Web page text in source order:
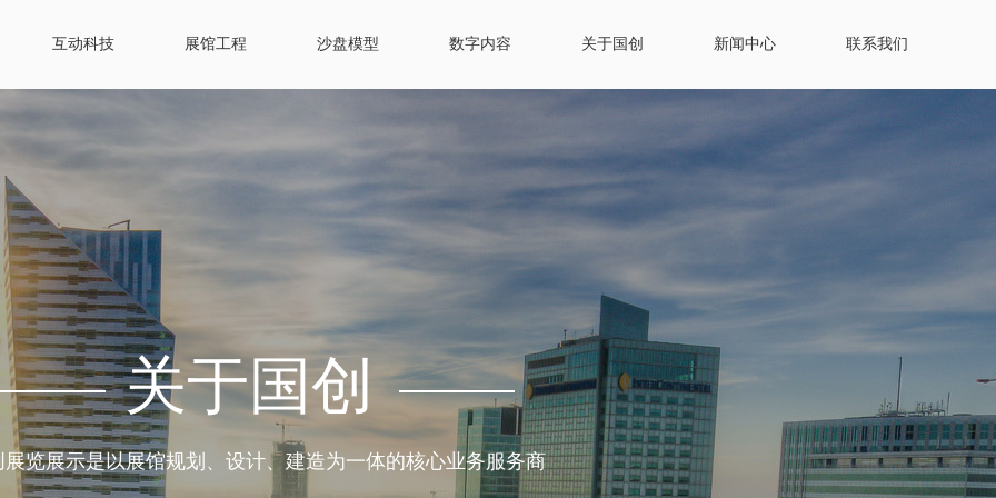
互动科技 展馆工程 沙盘模型 数字内容 关于国创 新闻中心 联系我们
关于国创
展览展示是以展馆规划、设计、建造为一体的核心业务服务商